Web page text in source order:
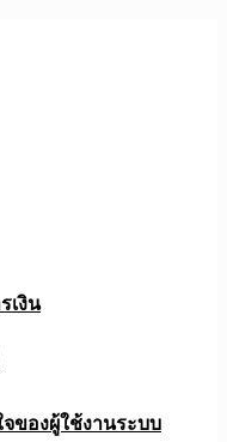
เงิน
ของผู้ใช้งานระบบ